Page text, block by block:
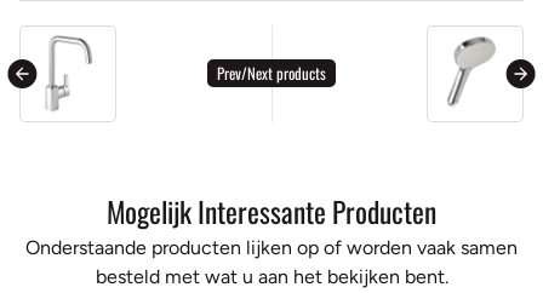
Prev/Next products
Mogelijk Interessante Producten
Onderstaande producten lijken op of worden vaak samen
besteld met wat u aan het bekijken bent.